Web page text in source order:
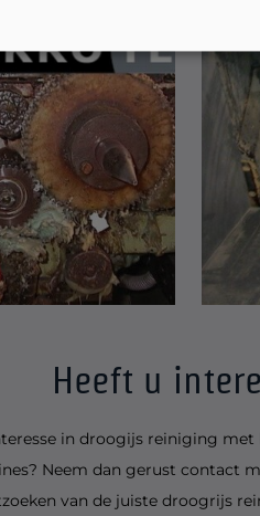
Heeft u
in droogijs reiniging met
Neem dan gerust contact
van de juiste droogrijs